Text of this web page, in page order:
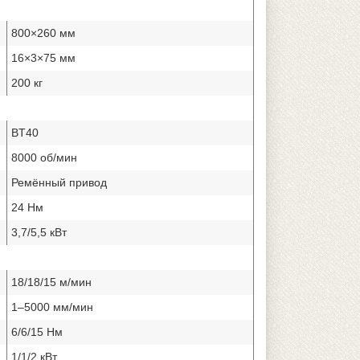
800×260 мм
16×3×75 мм
200 кг
BT40
8000 об/мин
Ремённый привод
24 Нм
3,7/5,5 кВт
18/18/15 м/мин
1–5000 мм/мин
6/6/15 Нм
1/1/2 кВт